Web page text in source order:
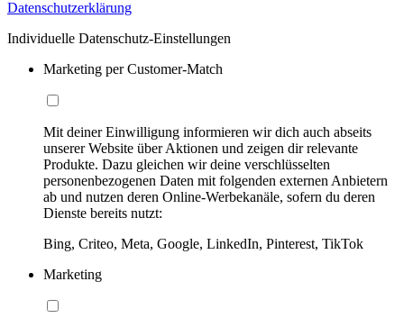
Datenschutzerklärung
Individuelle Datenschutz-Einstellungen
Marketing per Customer-Match
Mit deiner Einwilligung informieren wir dich auch abseits
unserer Website über Aktionen und zeigen dir relevante
Produkte. Dazu gleichen wir deine verschlüsselten
personenbezogenen Daten mit folgenden externen Anbietern
ab und nutzen deren Online-Werbekanäle, sofern du deren
Dienste bereits nutzt:
Bing, Criteo, Meta, Google, LinkedIn, Pinterest, TikTok
Marketing